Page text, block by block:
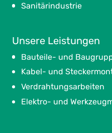
Sanitärindustrie
Unsere Leistungen
Bauteile- und
Kabel- und
Verdrahtungsarbeiten
Elektro- und